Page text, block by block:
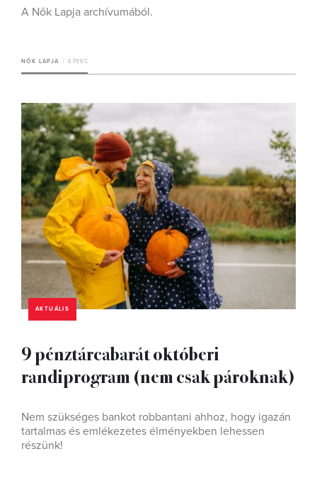
A Nők Lapja archívumából.
NŐK LAPJA 6 PERC
AKTUÁLIS
9 pénztárcabarát októberi
randiprogram (nem csak pároknak)
Nem szükséges bankot robbantani ahhoz, hogy igazán
tartalmas és emlékezetes élményekben lehessen
részünk!